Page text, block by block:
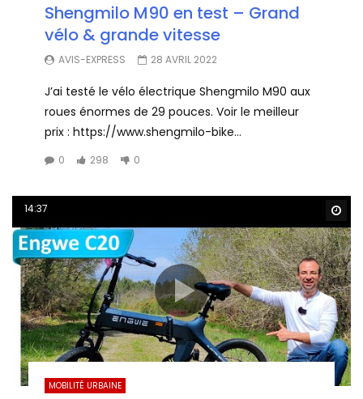
Shengmilo M90 en test – Grand
vélo & grande vitesse
AVIS-EXPRESS 28 AVRIL 2022
J’ai testé le vélo électrique Shengmilo M90 aux
roues énormes de 29 pouces. Voir le meilleur
prix : https://www.shengmilo-bike...
0 298 0
14:37
MOBILITÉ URBAINE